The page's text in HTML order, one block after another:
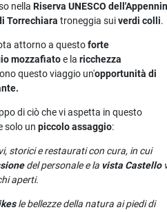
nella Riserva UNESCO
Torrechiara troneggia suiverdi colli.
attorno a questoforte
mozzafiatoe la ricchezza
questo viaggio un'opportunità di
di ciò che vi aspetta in questo
solo un piccolo assaggio:
storici e restaurati con cura, in cui
del personale e la vista Castello
aperti.
le bellezze della natura ai piedi di